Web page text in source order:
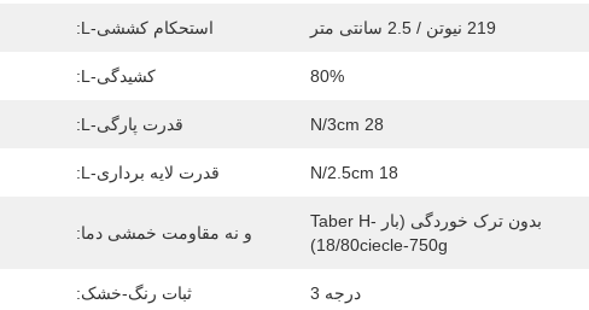
219 نیوتن / 2.5 سانتی متر استحکام کششی-L:
80% کشیدگی-L:
28 N/3cm قدرت پارگی-L:
18 N/2.5cm قدرت لایه برداری-L:
بدون ترک خوردگی (بار Taber H-
18/80ciecle-750g)
و نه مقاومت خمشی دما:
درجه 3 ثبات رنگ-خشک: